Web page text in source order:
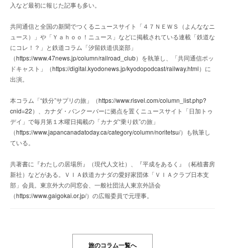
入など最初に報じた記事も多い。
共同通信と全国の新聞でつくるニュースサイト「４７ＮＥＷＳ（よんななニ
ュース）」や「Ｙａｈｏｏ！ニュース」などに掲載されている連載「鉄道な
にコレ！？」と鉄道コラム「汐留鉄道倶楽部」
（https://www.47news.jp/column/railroad_club）を執筆し、「共同通信ポッ
ドキャスト」（https://digital.kyodonews.jp/kyodopodcast/railway.html）に
出演。
本コラム「“鉄分”サプリの旅」（https://www.risvel.com/column_list.php?
cnid=22）、カナダ・バンクーバーに拠点を置くニュースサイト「日加トゥ
デイ」で毎月第１木曜日掲載の「カナダ“乗り鉄”の旅」
（https://www.japancanadatoday.ca/category/column/noritetsu/）も執筆し
ている。
共著書に『わたしの居場所』（現代人文社）、『平成をあるく』（柘植書房
新社）などがある。ＶＩＡ鉄道カナダの愛好家団体「ＶＩＡクラブ日本支
部」会員。東京外大の同窓会、一般社団法人東京外語会
（https://www.gaigokai.or.jp/）の広報委員で元理事。
旅のコラム一覧へ